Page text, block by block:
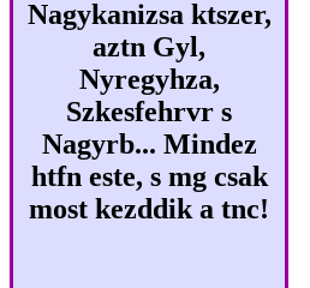
Nagykanizsa ktszer,
aztn Gyl,
Nyregyhza,
Szkesfehrvr s
Nagyrb... Mindez
htfn este, s mg csak
most kezddik a tnc!